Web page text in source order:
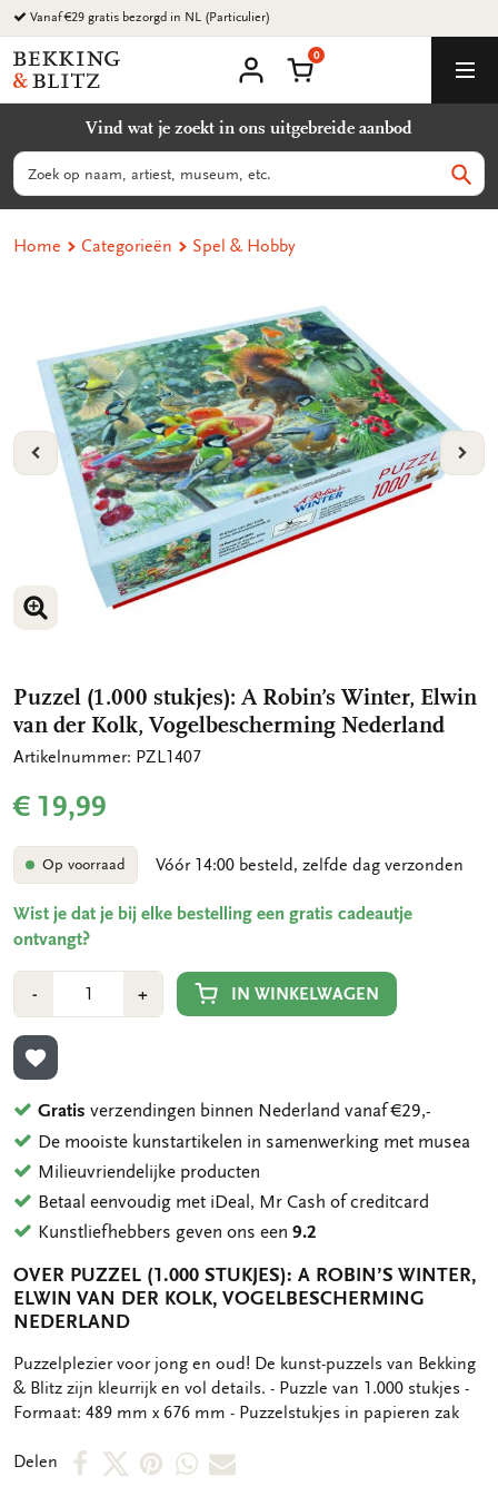
Ga
naar
content
Vanaf €29 gratis bezorgd in NL (Particulier)
Bekking
&
B.V.
account
Winkelmand
0
Vind wat je zoekt in ons uitgebreide aanbod
Zoeken
Home Categorieën Spel & Hobby
VORIGE
VERGROOT AFBEELDING
VERGROOT AFBEELDING
Puzzel (1.000 stukjes): A Robin’s Winter, Elwin
van der Kolk, Vogelbescherming Nederland
Artikelnummer: PZL1407
€ 19,99
Op voorraad Vóór 14:00 besteld, zelfde dag verzonden
Wist je dat je bij elke bestelling een gratis cadeautje
ontvangt?
-Min
1
+Plus
1
IN WINKELWAGEN
TOEVOEGEN AAN VERLANGLIJST
Gratis verzendingen binnen Nederland vanaf €29,-
De mooiste kunstartikelen in samenwerking met musea
Milieuvriendelijke producten
Betaal eenvoudig met iDeal, Mr Cash of creditcard
Kunstliefhebbers geven ons een9.2
OVER PUZZEL (1.000 STUKJES): A ROBIN’S WINTER,
ELWIN VAN DER KOLK, VOGELBESCHERMING
NEDERLAND
OMSCHRIJVING
Puzzelplezier voor jong en oud! De kunst-puzzels van Bekking
& Blitz zijn kleurrijk en vol details. - Puzzle van 1.000 stukjes -
Formaat: 489 mm x 676 mm - Puzzelstukjes in papieren zak
Delen
DeelDeelDeelDeelDeel